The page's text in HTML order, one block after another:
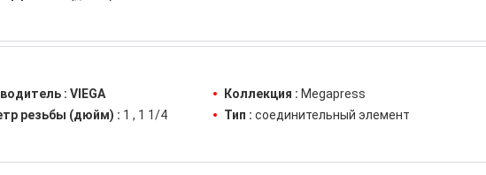
: VIEGA Коллекция : Megapress
резьбы (дюйм) : 1 1 1/4 Тип : соединительный элемент